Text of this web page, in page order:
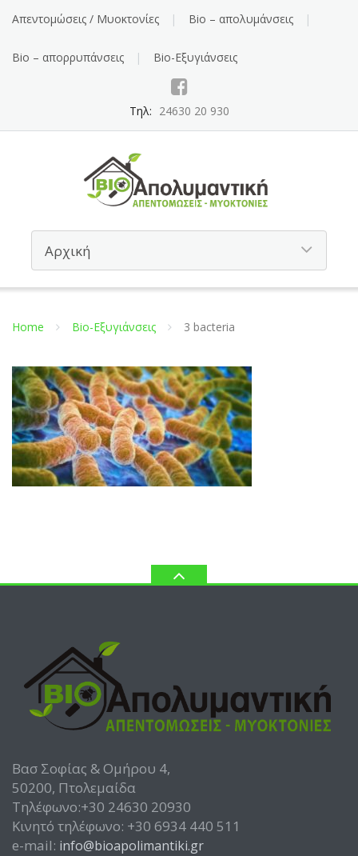
Απεντομώσεις / Μυοκτονίες Bio – απολυμάνσεις
Bio – απορρυπάνσεις Bio-Εξυγιάνσεις
Τηλ: 24630 20 930
Home Bio-Εξυγιάνσεις 3 bacteria
Βασ Σοφίας & Ομήρου 4,
50200, Πτολεμαίδα
Τηλέφωνο:+30 24630 20930
Κινητό τηλέφωνο: +30 6934 440 511
e-mail: info@bioapolimantiki.gr